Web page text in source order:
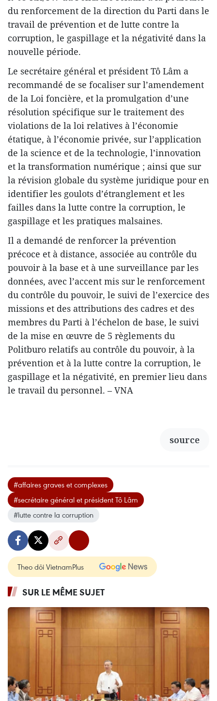
du renforcement de la direction du Parti dans le
travail de prévention et de lutte contre la
corruption, le gaspillage et la négativité dans la
nouvelle période.
Le secrétaire général et président Tô Lâm a
recommandé de se focaliser sur l’amendement
de la Loi foncière, et la promulgation d’une
résolution spécifique sur le traitement des
violations de la loi relatives à l’économie
étatique, à l’économie privée, sur l’application
de la science et de la technologie, l’innovation
et la transformation numérique ; ainsi que sur
la révision globale du système juridique pour en
identifier les goulots d’étranglement et les
failles dans la lutte contre la corruption, le
gaspillage et les pratiques malsaines.
Il a demandé de renforcer la prévention
précoce et à distance, associée au contrôle du
pouvoir à la base et à une surveillance par les
données, avec l’accent mis sur le renforcement
du contrôle du pouvoir, le suivi de l’exercice des
missions et des attributions des cadres et des
membres du Parti à l’échelon de base, le suivi
de la mise en œuvre de 5 règlements du
Politburo relatifs au contrôle du pouvoir, à la
prévention et à la lutte contre la corruption, le
gaspillage et la négativité, en premier lieu dans
le travail du personnel. – VNA
source
#affaires graves et complexes
#secrétaire général et président Tô Lâm
#lutte contre la corruption
Theo dõi VietnamPlus
SUR LE MÊME SUJET